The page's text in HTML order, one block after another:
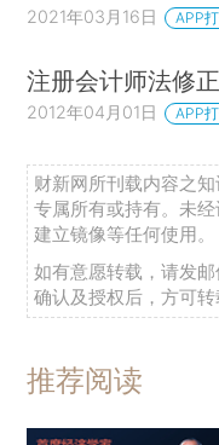
2021年03月16日 APP
注册会计师法修
2012年04月01日 APP
财新网所刊载内容之
专属所有或持有。未
建立镜像等任何使用。
如有意愿转载，请发邮
确认及授权后，方可转
推荐阅读